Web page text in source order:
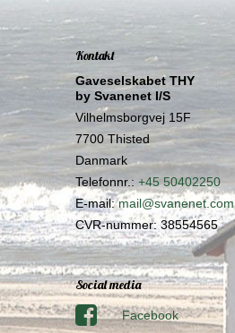
Kontakt
Gaveselskabet THY
by Svanenet I/S
Vilhelmsborgvej 15F
7700 Thisted
Danmark
Telefonnr.: +45 50402250
E-mail: mail@svanenet.com
CVR-nummer:38554565
Social media
Facebook